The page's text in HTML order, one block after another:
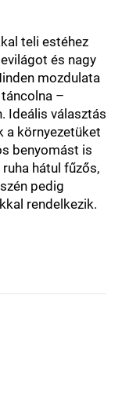
teli estéhez
és nagy
mozdulata
–
Ideális választás
a környezetüket
benyomást is
hátul fűzős,
pedig
rendelkezik.